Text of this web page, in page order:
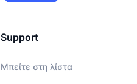
Support
Μπείτε στη λίστα